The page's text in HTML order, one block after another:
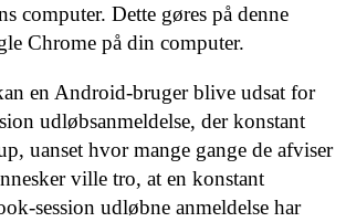
computer. Dette gøres på denne
Chrome på din computer.
en Android-bruger blive udsat for
udløbsanmeldelse, der konstant
uanset hvor mange gange de afviser
ville tro, at en konstant
session udløbne anmeldelse har